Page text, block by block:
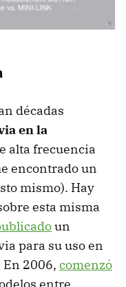
décadas
en la
alta frecuencia
encontrado un
mismo). Hay
esta misma
un
para su uso en
2006, comenzó
entre